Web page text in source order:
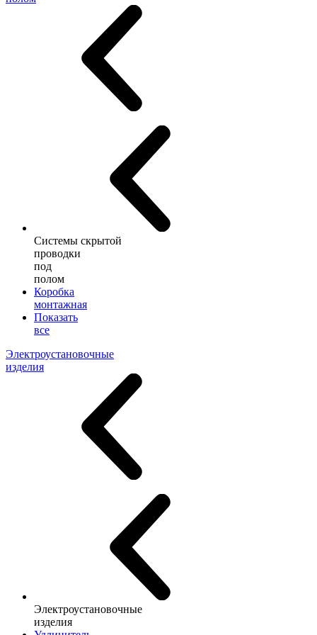
Системы скрытой
проводки
под
полом
Коробка
монтажная
Показать
все
Электроустановочные
изделия
Электроустановочные
изделия